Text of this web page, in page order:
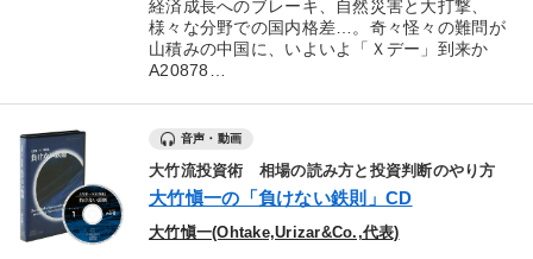
経済成長へのブレーキ、自然災害と大打撃、
様々な分野での国内格差…。奇々怪々の難問が
山積みの中国に、いよいよ「Ｘデー」到来か
A20878…
音声・動画
大竹流投資術 相場の読み方と投資判断のやり方
大竹愼一の「負けない鉄則」CD
大竹愼一(Ohtake,Urizar&Co.,代表)